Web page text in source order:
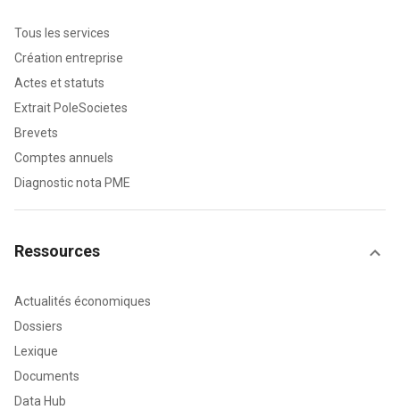
Tous les services
Création entreprise
Actes et statuts
Extrait PoleSocietes
Brevets
Comptes annuels
Diagnostic nota PME
Ressources
Actualités économiques
Dossiers
Lexique
Documents
Data Hub